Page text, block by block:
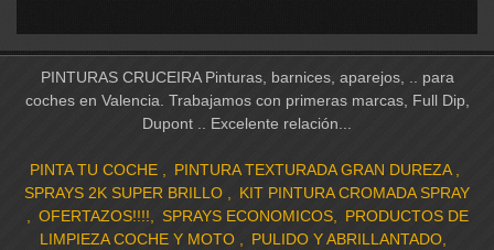
PINTURAS CRUCEIRA Pinturas, barnices, aparejos, .. para
coches en Valencia. Trabajamos con primeras marcas, Full Dip,
Dupont .. Excelente relación...
PINTA TU COCHE
PINTURA TEXTURADA GRAN DUREZA
SPRAYS 2K SUPER BRILLO
KIT PINTURA CROMADA SPRAY
OFERTAZOS!!!!
SPRAYS ECONOMICOS
PRODUCTOS DE
LIMPIEZA COCHE Y MOTO
PULIDO Y ABRILLANTADO